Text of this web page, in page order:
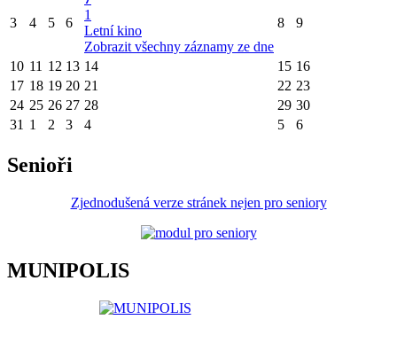
3 4 5 6
1
Letní kino
Zobrazit všechny záznamy ze dne
8 9
10 11 12 13 14 15 16
17 18 19 20 21 22 23
24 25 26 27 28 29 30
31 1 2 3 4 5 6
Senioři
Zjednodušená verze stránek nejen pro seniory
MUNIPOLIS